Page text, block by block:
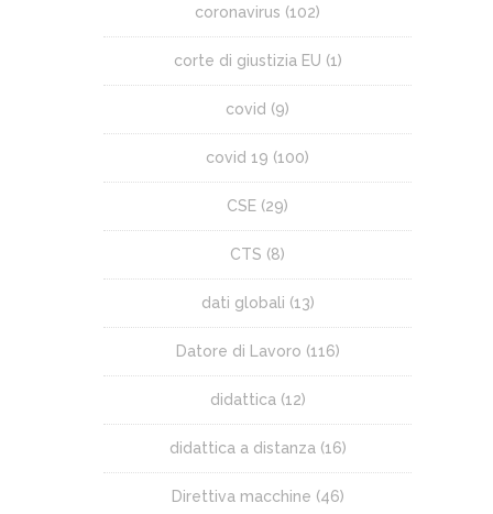
coronavirus (102)
corte di giustizia EU (1)
covid (9)
covid 19 (100)
CSE (29)
CTS (8)
dati globali (13)
Datore di Lavoro (116)
didattica (12)
didattica a distanza (16)
Direttiva macchine (46)